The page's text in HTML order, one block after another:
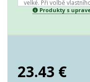
Produkty s
23.43 €